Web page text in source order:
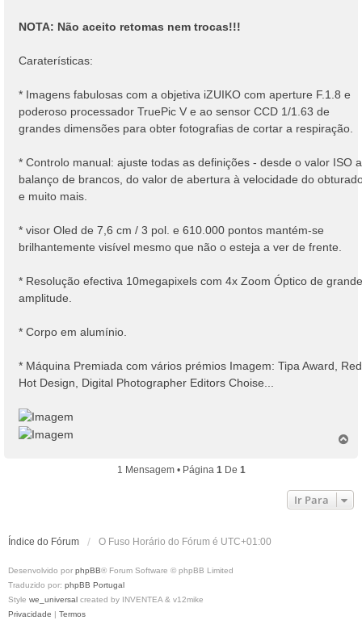
NOTA: Não aceito retomas nem trocas!!!
Caraterísticas:
* Imagens fabulosas com a objetiva iZUIKO com aperture F.1.8 e
poderoso processador TruePic V e ao sensor CCD 1/1.63 de
grandes dimensões para obter fotografias de cortar a respiração.
* Controlo manual: ajuste todas as definições - desde o valor ISO
balanço de brancos, do valor de abertura à velocidade do
e muito mais.
* visor Oled de 7,6 cm / 3 pol. e 610.000 pontos mantém-se
brilhantemente visível mesmo que não o esteja a ver de frente.
* Resolução efectiva 10megapixels com 4x Zoom Óptico de grande
amplitude.
* Corpo em alumínio.
* Máquina Premiada com vários prémios Imagem: Tipa Award, Red
Hot Design, Digital Photographer Editors Choise...
1 Mensagem • Página 1De 1
Ir Para
Índice do Fórum O Fuso Horário do Fórum é UTC+01:00
Desenvolvido por phpBB® Forum Software © phpBB Limited
Traduzido por: phpBB Portugal
Style we_universal created by INVENTEA & v12mike
Privacidade | Termos